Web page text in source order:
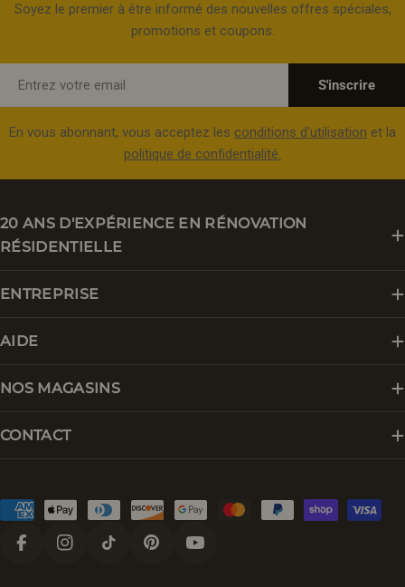
Soyez le premier à être informé des nouvelles offres spéciales,
promotions et coupons.
S'inscrire
En vous abonnant, vous acceptez les conditions d'utilisation et la
politique de confidentialité.
20 ANS D'EXPÉRIENCE EN RÉNOVATION
RÉSIDENTIELLE
ENTREPRISE
AIDE
NOS MAGASINS
CONTACT
Modes
paiement
FacebookInstagramTik TokPinterest